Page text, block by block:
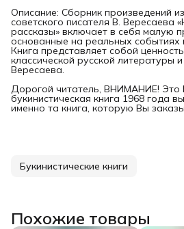
Описание: Сборник произведений
советского писателя В. Вересаева
рассказы» включает в себя малую
основанные на реальных
Книга представляет собой
классической русской литературы
Вересаева.
Дорогой читатель, ВНИМАНИЕ!
букинистическая книга 1968 года
именно та книга, которую Вы
Букинистические книги
Похожие товары